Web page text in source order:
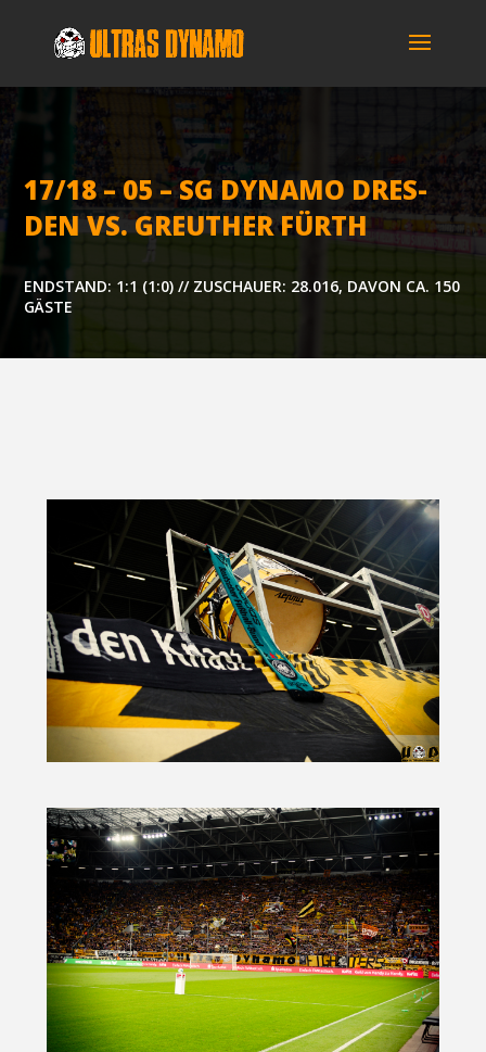
17/18 – 05 – SG DYNA­MO DRES­
DEN VS. GREU­THER FÜRTH
ENDSTAND: 1:1 (1:0) // ZUSCHAUER: 28.016, DAVON CA. 150
GÄSTE